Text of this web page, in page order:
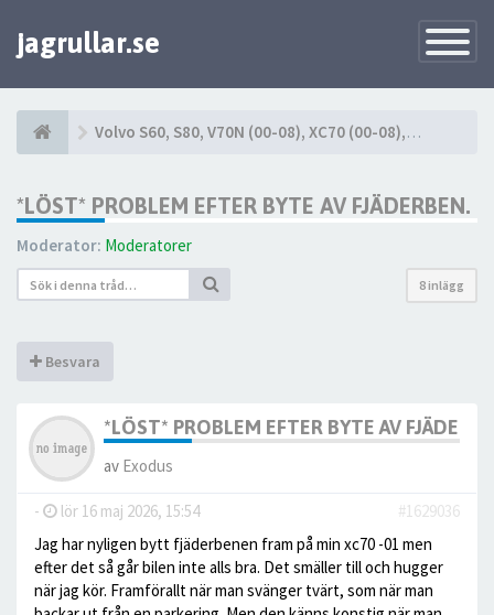
Toggle
jagrullar.se
Volvo S60, S80, V70N (00-08), XC70 (00-08), XC90 (03-14)
*LÖST* PROBLEM EFTER BYTE AV FJÄDERBEN.
Moderator: Moderatorer
8 inlägg
Besvara
*LÖST* PROBLEM EFTER BYTE AV
av Exodus
- lör 16 maj 2026, 15:54
#1629036
Jag har nyligen bytt fjäderbenen fram på min xc70 -01 men
efter det så går bilen inte alls bra. Det smäller till och hugger
när jag kör. Framförallt när man svänger tvärt, som när man